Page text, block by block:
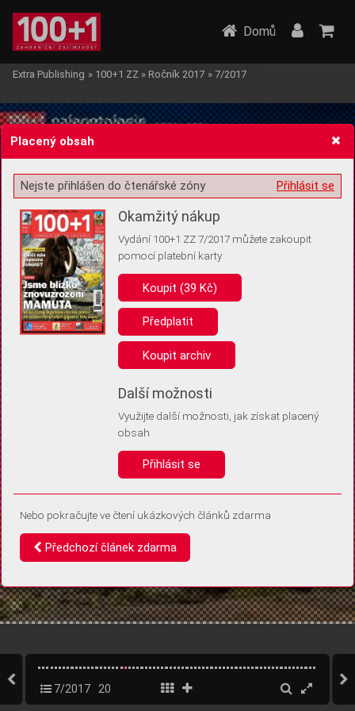
Žádost o souhlas s ukládáním volitelných informací
Pro základní fungování webu nepotřebujeme ukládat žádné informace
(tzv. cookies apod.). Rádi bychom vás ale požádali o souhlas s
uložením volitelných informací:
Anonymní unikátní ID
Díky němu příště poznáme, že se jedná o stejné zařízení, a
Identifikátor je zcela anonymní.
Vaše souhlasy a odmítnutí si ukládáme do vašeho zařízení, abychom se
vás už příště znovu neptali. Můžete je kdykoli později upravit ve Správě
Domů
Extra Publishing » 100+1 ZZ » Ročník 2017 » 7/2017
7/2017 20
Placený obsah
Přihlásit se
Nejste přihlášen do čtenářské zóny
Okamžitý nákup
Vydání 100+1 ZZ 7/2017 můžete zakoupit
pomocí platební karty
Koupit (39 Kč)
Předplatit
Koupit archiv
Další možnosti
Využijte další možnosti, jak získat placený
obsah
Přihlásit se
Nebo pokračujte ve čtení ukázkových článků zdarma
Předchozí článek zdarma